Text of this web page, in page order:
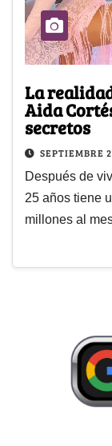
La
Aida
secretos
SEPTIEMBRE
Después de
25 años tiene
millones al